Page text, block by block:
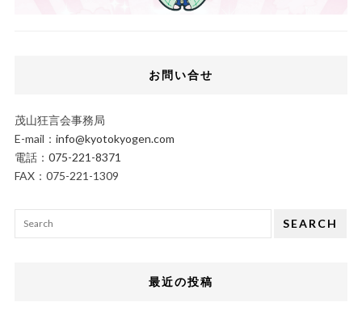
お問い合せ
茂山狂言会事務局
E-mail： info@kyotokyogen.com
電話： 075-221-8371
FAX：075-221-1309
SEARCH
最近の投稿